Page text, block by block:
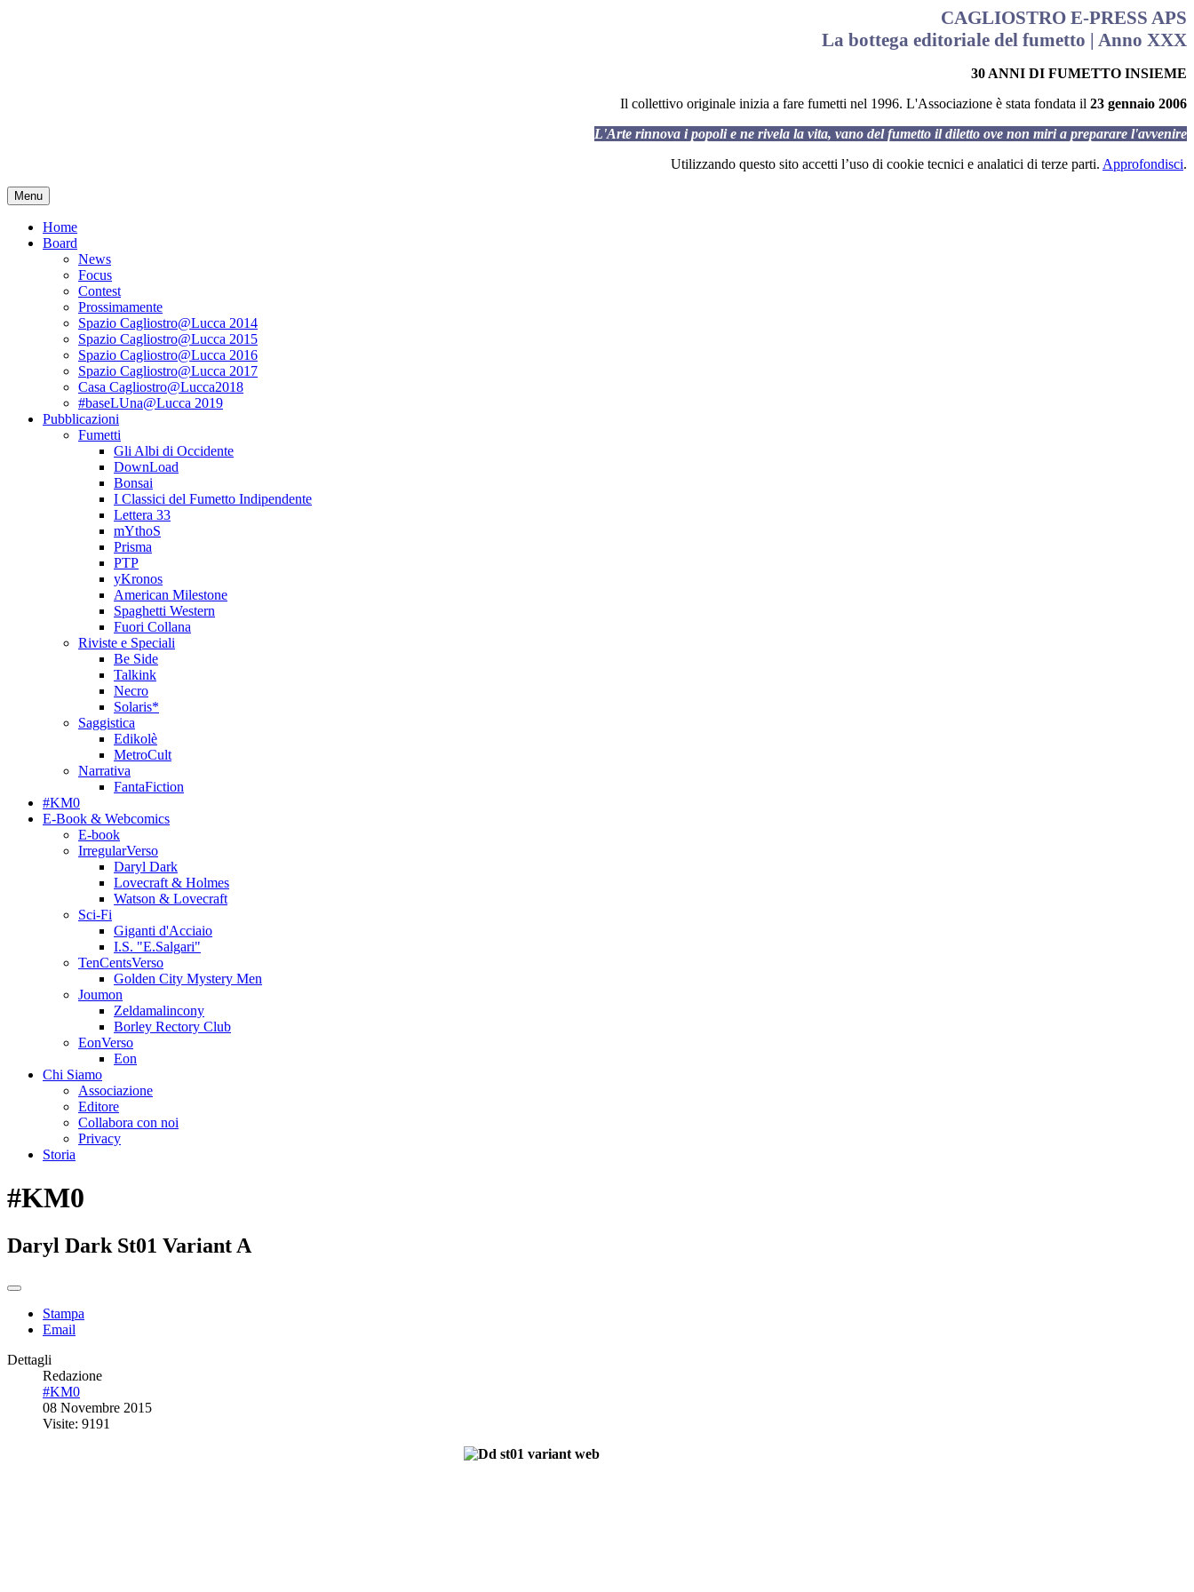
CAGLIOSTRO E-PRESS APS
La bottega editoriale del fumetto | Anno XXX
30 ANNI DI FUMETTO INSIEME
Il collettivo originale inizia a fare fumetti nel 1996. L'Associazione è stata fondata il 23 gennaio 2006
L'Arte rinnova i popoli e ne rivela la vita, vano del fumetto il diletto ove non miri a preparare l'avvenire
Utilizzando questo sito accetti l’uso di cookie tecnici e analatici di terze parti. Approfondisci.
Menu
Home
Board
News
Focus
Contest
Prossimamente
Spazio Cagliostro@Lucca 2014
Spazio Cagliostro@Lucca 2015
Spazio Cagliostro@Lucca 2016
Spazio Cagliostro@Lucca 2017
Casa Cagliostro@Lucca2018
#baseLUna@Lucca 2019
Pubblicazioni
Fumetti
Gli Albi di Occidente
DownLoad
Bonsai
I Classici del Fumetto Indipendente
Lettera 33
mYthoS
Prisma
PTP
yKronos
American Milestone
Spaghetti Western
Fuori Collana
Riviste e Speciali
Be Side
Talkink
Necro
Solaris*
Saggistica
Edikolè
MetroCult
Narrativa
FantaFiction
#KM0
E-Book & Webcomics
E-book
IrregularVerso
Daryl Dark
Lovecraft & Holmes
Watson & Lovecraft
Sci-Fi
Giganti d'Acciaio
I.S. "E.Salgari"
TenCentsVerso
Golden City Mystery Men
Joumon
Zeldamalincony
Borley Rectory Club
EonVerso
Eon
Chi Siamo
Associazione
Editore
Collabora con noi
Privacy
Storia
#KM0
Daryl Dark St01 Variant A
Stampa
Email
Dettagli
Redazione
#KM0
08 Novembre 2015
Visite: 9191